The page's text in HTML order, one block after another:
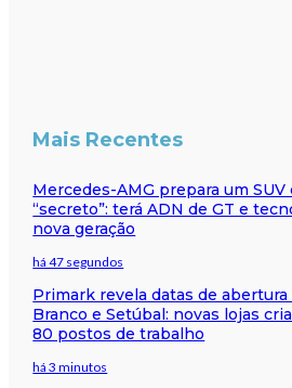
Mais Recentes
Mercedes-AMG prepara um
“secreto”: terá ADN de GT e
nova geração
há 47 segundos
Primark revela datas de abertura
Branco e Setúbal: novas lojas
80 postos de trabalho
há 3 minutos